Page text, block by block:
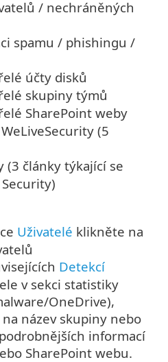
/ nechráněných
spamu / phishingu /
účty disků
skupiny týmů
SharePoint weby
(5
(3 články týkající se
Security)
Uživatelé klikněte na
Detekcí
v sekci statistiky
OneDrive),
název skupiny nebo
informací
SharePoint webu.